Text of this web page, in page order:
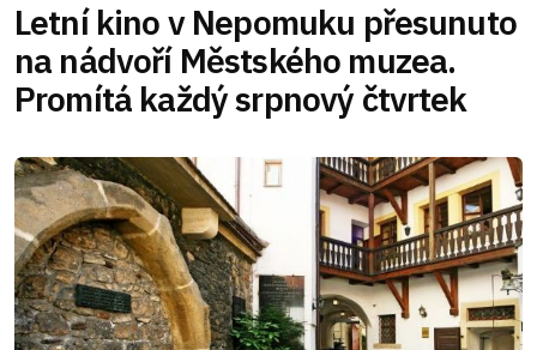
Letní kino v Nepomuku přesunuto
na nádvoří Městského muzea.
Promítá každý srpnový čtvrtek